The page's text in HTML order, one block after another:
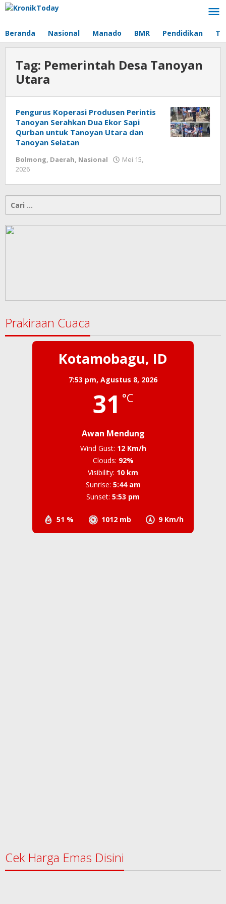
Lewati
Beranda Nasional Manado BMR Pendidikan
Tag: Pemerintah Desa Tanoyan
Utara
Pengurus Koperasi Produsen Perintis
Tanoyan Serahkan Dua Ekor Sapi
Qurban untuk Tanoyan Utara dan
Tanoyan Selatan
Bolmong, Daerah, Nasional
Mei 15,
2026
Cari
untuk:
Prakiraan Cuaca
Kotamobagu, ID
7:53 pm, Agustus 8, 2026
31 °C
Awan Mendung
51 % 1012 mb 9 Km/h
Wind Gust: 12 Km/h
Clouds: 92%
Visibility: 10 km
Sunrise: 5:44 am
Sunset: 5:53 pm
Cek Harga Emas Disini